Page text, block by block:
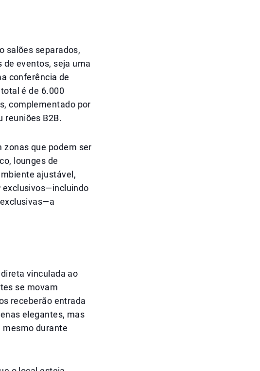
salões separados,
eventos, seja uma
conferência de
é de 6.000
complementado por
reuniões B2B.
zonas que podem ser
lounges de
ajustável,
exclusivos—incluindo
vinculada ao
se movam
receberão entrada
elegantes, mas
durante